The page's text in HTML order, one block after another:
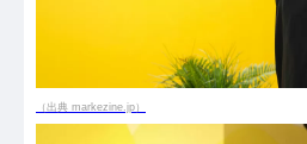
（出典 markezine.jp）